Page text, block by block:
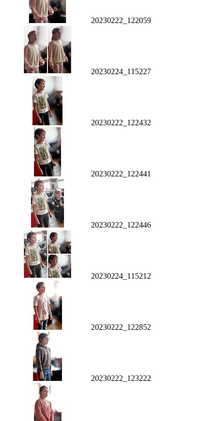
20230222_122059
20230224_115227
20230222_122432
20230222_122441
20230222_122446
20230224_115212
20230222_122852
20230222_123222